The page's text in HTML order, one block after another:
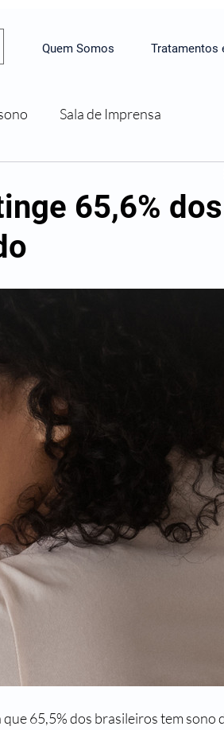
Quem Somos Tratamentos
Sala de Imprensa
65,6% dos
65,5% dos brasileiros tem sono